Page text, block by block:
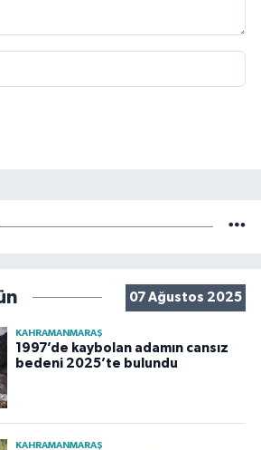
07 Ağustos 2025
KAHRAMANMARAŞ
1997’de kaybolan adamın cansız
bedeni 2025’te bulundu
KAHRAMANMARAŞ